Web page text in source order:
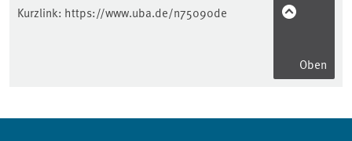
Kurzlink: https://www.uba.de/n75090de
Oben